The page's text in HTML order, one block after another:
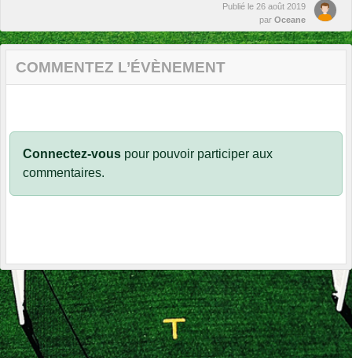
Publié le 26 août 2019
par Oceane
COMMENTEZ L’ÉVÈNEMENT
Connectez-vous pour pouvoir participer aux
commentaires.